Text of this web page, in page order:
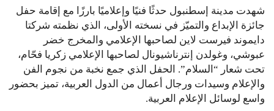
شهدت مدينة إسطنبول حدثًا فنيًا وإعلاميًا بارزًا مع إقامة حفل
جائزة الإبداع والتميّز في نسخته الأولى، الذي نظمته شركتا
دايموند فيرست لاين لصاحبها الإعلامي والمخرج خضر
عبوشي، وغولدن إنترناشيونال لصاحبها الإعلامي زكريا فحّام،
تحت شعار “السلام”. الحفل الذي جمع نخبة من نجوم الفن
والإعلام وسيدات ورجال أعمال من الدول العربية، تميز بحضور
واسع لوسائل الإعلام العربية.